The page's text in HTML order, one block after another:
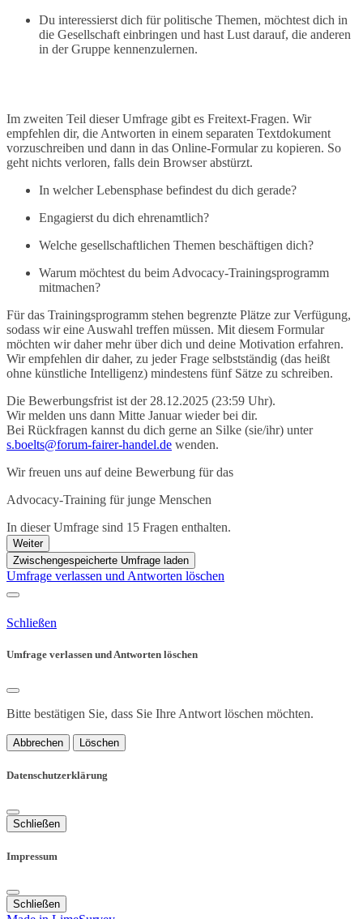
Du interessierst dich für politische Themen, möchtest dich in
die Gesellschaft einbringen und hast Lust darauf, die anderen
in der Gruppe kennenzulernen.
Im zweiten Teil dieser Umfrage gibt es Freitext-Fragen. Wir
empfehlen dir, die Antworten in einem separaten Textdokument
vorzuschreiben und dann in das Online-Formular zu kopieren. So
geht nichts verloren, falls dein Browser abstürzt.
In welcher Lebensphase befindest du dich gerade?
Engagierst du dich ehrenamtlich?
Welche gesellschaftlichen Themen beschäftigen dich?
Warum möchtest du beim Advocacy-Trainingsprogramm
mitmachen?
Für das Trainingsprogramm stehen begrenzte Plätze zur Verfügung,
sodass wir eine Auswahl treffen müssen. Mit diesem Formular
möchten wir daher mehr über dich und deine Motivation erfahren.
Wir empfehlen dir daher, zu jeder Frage selbstständig (das heißt
ohne künstliche Intelligenz) mindestens fünf Sätze zu schreiben.
Die Bewerbungsfrist ist der 28.12.2025 (23:59 Uhr).
Wir melden uns dann Mitte Januar wieder bei dir.
Bei Rückfragen kannst du dich gerne an Silke (sie/ihr) unter
s.boelts@forum-fairer-handel.de wenden.
Wir freuen uns auf deine Bewerbung für das
Advocacy-Training für junge Menschen
In dieser Umfrage sind 15 Fragen enthalten.
Weiter
Zwischengespeicherte Umfrage laden
Umfrage verlassen und Antworten löschen
Schließen
Umfrage verlassen und Antworten löschen
Bitte bestätigen Sie, dass Sie Ihre Antwort löschen möchten.
Abbrechen Löschen
Datenschutzerklärung
Schließen
Impressum
Schließen